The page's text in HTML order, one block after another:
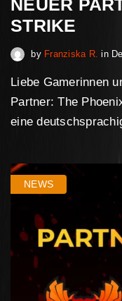
NEUER
STRIKE
by Franziska R. in
Liebe Gamerinnen
Partner: The
eine
NEWS